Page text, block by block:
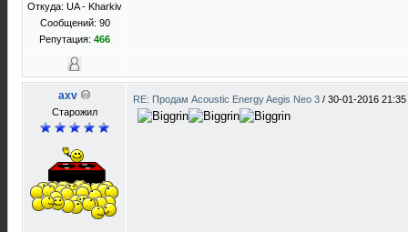
Откуда: UA - Kharkiv
Сообщений: 90
Репутация: 466
axv
Старожил
RE: Продам Acoustic Energy Aegis Neo 3 / 30-01-2016 21:35